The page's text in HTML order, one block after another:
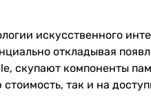
искусственного
откладывая
скупают компоненты
так и на